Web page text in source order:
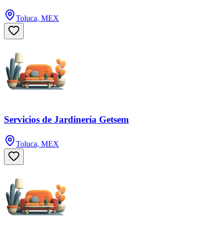
Toluca, MEX
Servicios de Jardinería Getsem
Toluca, MEX